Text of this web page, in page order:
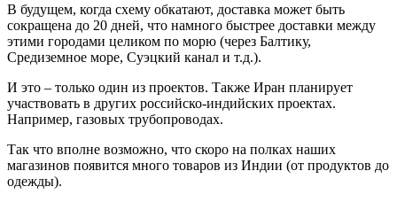
В будущем, когда схему обкатают, доставка может быть
сокращена до 20 дней, что намного быстрее доставки между
этими городами целиком по морю (через Балтику,
Средиземное море, Суэцкий канал и т.д.).
И это – только один из проектов. Также Иран планирует
участвовать в других российско-индийских проектах.
Например, газовых трубопроводах.
Так что вполне возможно, что скоро на полках наших
магазинов появится много товаров из Индии (от продуктов до
одежды).